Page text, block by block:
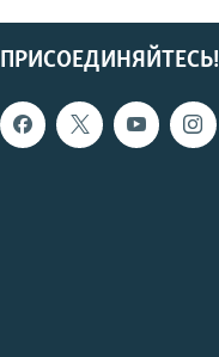
ПРИСОЕДИНЯЙТЕСЬ!